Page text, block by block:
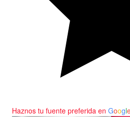
Haznos tu fuente preferida en Googl